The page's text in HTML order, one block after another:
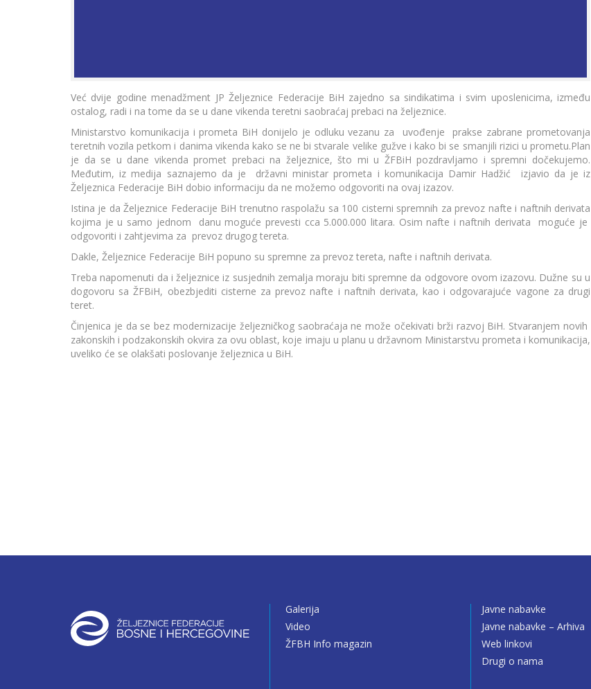
Već dvije godine menadžment JP Željeznice Federacije BiH zajedno sa sindikatima i svim uposlenicima, između
ostalog, radi i na tome da se u dane vikenda teretni saobraćaj prebaci na željeznice.
Ministarstvo komunikacija i prometa BiH donijelo je odluku vezanu za uvođenje prakse zabrane prometovanja
teretnih vozila petkom i danima vikenda kako se ne bi stvarale velike gužve i kako bi se smanjili rizici u prometu.Plan
je da se u dane vikenda promet prebaci na željeznice, što mi u ŽFBiH pozdravljamo i spremni dočekujemo.
Međutim, iz medija saznajemo da je državni ministar prometa i komunikacija Damir Hadžić izjavio da je iz
Željeznica Federacije BiH dobio informaciju da ne možemo odgovoriti na ovaj izazov.
Istina je da Željeznice Federacije BiH trenutno raspolažu sa 100 cisterni spremnih za prevoz nafte i naftnih derivata
kojima je u samo jednom danu moguće prevesti cca 5.000.000 litara. Osim nafte i naftnih derivata moguće je
odgovoriti i zahtjevima za prevoz drugog tereta.
Dakle, Željeznice Federacije BiH popuno su spremne za prevoz tereta, nafte i naftnih derivata.
Treba napomenuti da i željeznice iz susjednih zemalja moraju biti spremne da odgovore ovom izazovu. Dužne su u
dogovoru sa ŽFBiH, obezbjediti cisterne za prevoz nafte i naftnih derivata, kao i odgovarajuće vagone za drugi
teret.
Činjenica je da se bez modernizacije željezničkog saobraćaja ne može očekivati brži razvoj BiH. Stvaranjem novih
zakonskih i podzakonskih okvira za ovu oblast, koje imaju u planu u državnom Ministarstvu prometa i komunikacija,
uveliko će se olakšati poslovanje željeznica u BiH.
Galerija
Video
ŽFBH Info magazin
Javne nabavke
Javne nabavke – Arhiva
Web linkovi
Drugi o nama